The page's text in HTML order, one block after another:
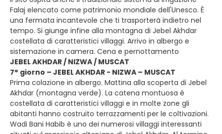
Falaj elencato come patrimonio mondiale dell'Unesco. È
una fermata incantevole che ti trasporterà indietro nel
tempo. Si giunge infine alla montagna di Jebel Akhdar
costellata di caratteristici villaggi. Arrivo in albergo e
sistemazione in camera. Cena e pernottamento
JEBEL AKHDAR / NIZWA / MUSCAT
7° giorno – JEBEL AKHDAR - NIZWA – MUSCAT
Prima colazione in albergo. Mattina alla scoperta di Jebel
Akhdar (montagna verde). La catena montuosa è
costellata di caratteristici villaggi e in molte zone gli
abitanti hanno costruito terrazzamenti per le coltivazioni.
Wadi Bani Habib è uno dei numerosi villaggi interessanti